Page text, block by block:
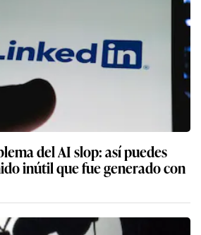
del AI slop: así puedes
inútil que fue generado con